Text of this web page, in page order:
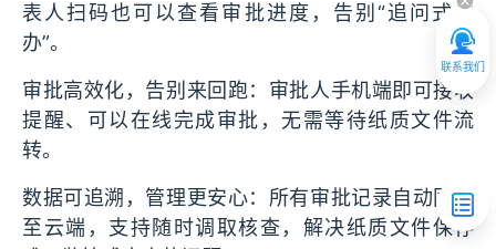
联系我们
表人扫码也可以查看审批进度，告别“追问式催
办”。
审批高效化，告别来回跑：审批人手机端即可接收
提醒、可以在线完成审批，无需等待纸质文件流
转。
数据可追溯，管理更安心：所有审批记录自动同步
至云端，支持随时调取核查，解决纸质文件保存